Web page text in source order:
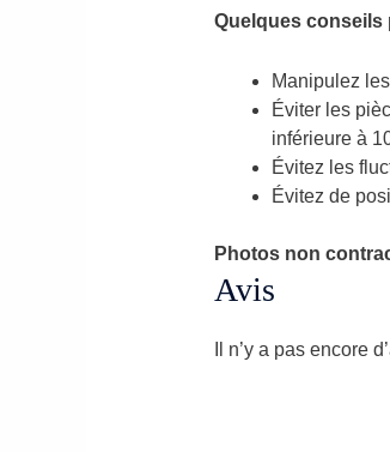
Quelques conseils
Manipulez
Éviter les
inférieure à
Évitez les
Évitez de
Photos non
Avis
Il n’y a pas encore